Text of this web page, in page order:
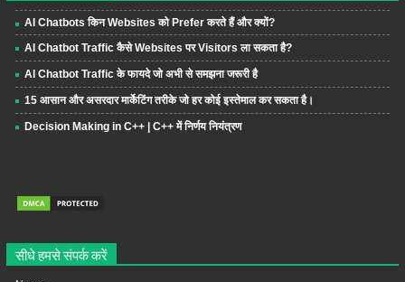
AI Chatbots किन Websites को Prefer करते हैं और क्यों?
AI Chatbot Traffic कैसे Websites पर Visitors ला सकता है?
AI Chatbot Traffic के फायदे जो अभी से समझना जरूरी है
15 आसान और असरदार मार्केटिंग तरीके जो हर कोई इस्तेमाल कर सकता है।
Decision Making in C++ | C++ में निर्णय नियंत्रण
सीधे हमसे संपर्क करें